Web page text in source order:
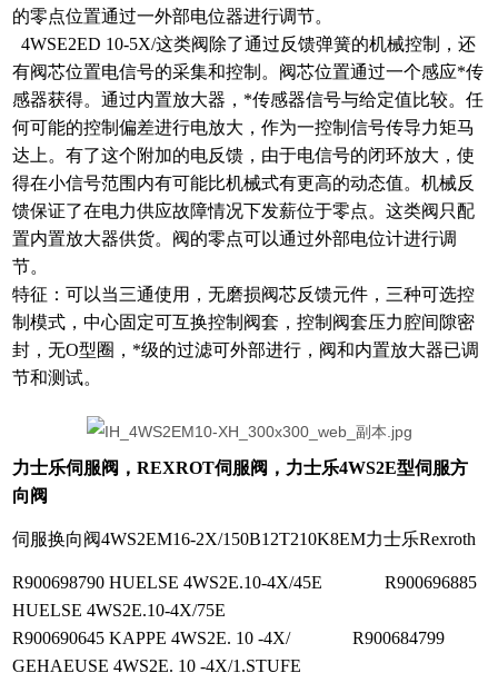
的零点位置通过一外部电位器进行调节。
4WSE2ED 10-5X/这类阀除了通过反馈弹簧的机械控制，还
有阀芯位置电信号的采集和控制。阀芯位置通过一个感应*传
感器获得。通过内置放大器，*传感器信号与给定值比较。任
何可能的控制偏差进行电放大，作为一控制信号传导力矩马
达上。有了这个附加的电反馈，由于电信号的闭环放大，使
得在小信号范围内有可能比机械式有更高的动态值。机械反
馈保证了在电力供应故障情况下发薪位于零点。这类阀只配
置内置放大器供货。阀的零点可以通过外部电位计进行调
节。
特征：可以当三通使用，无磨损阀芯反馈元件，三种可选控
制模式，中心固定可互换控制阀套，控制阀套压力腔间隙密
封，无O型圈，*级的过滤可外部进行，阀和内置放大器已调
节和测试。
力士乐伺服阀，REXROT伺服阀，力士乐4WS2E型伺服方
向阀
伺服换向阀4WS2EM16-2X/150B12T210K8EM力士乐Rexroth
R900698790 HUELSE 4WS2E.10-4X/45E R900696885
HUELSE 4WS2E.10-4X/75E
R900690645 KAPPE 4WS2E. 10 -4X/ R900684799
GEHAEUSE 4WS2E. 10 -4X/1.STUFE